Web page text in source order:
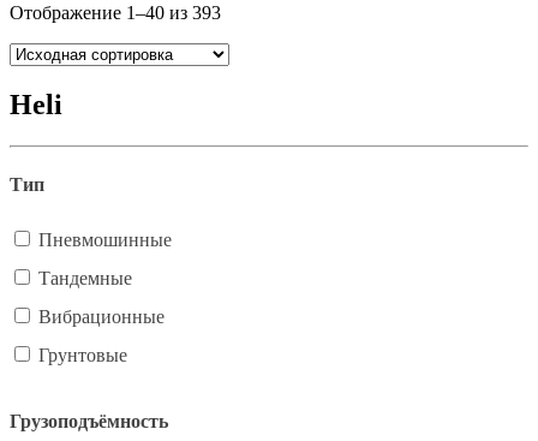
Отображение 1–40 из 393
Heli
Тип
Пневмошинные
Тандемные
Вибрационные
Грунтовые
Грузоподъёмность